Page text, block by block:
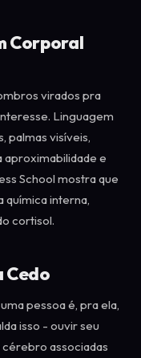
Corporal
virados pra
Linguagem
palmas visíveis,
aproximabilidade e
School mostra que
química interna,
cortisol.
Cedo
pessoa é, pra ela,
isso - ouvir seu
associadas